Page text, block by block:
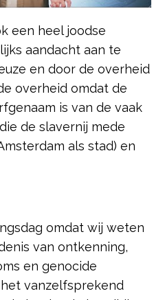
een heel joodse
aandacht aan te
en door de overheid
overheid omdat de
is van de vaak
de slavernij mede
als stad) en
omdat wij weten
van ontkenning,
en genocide
vanzelfsprekend